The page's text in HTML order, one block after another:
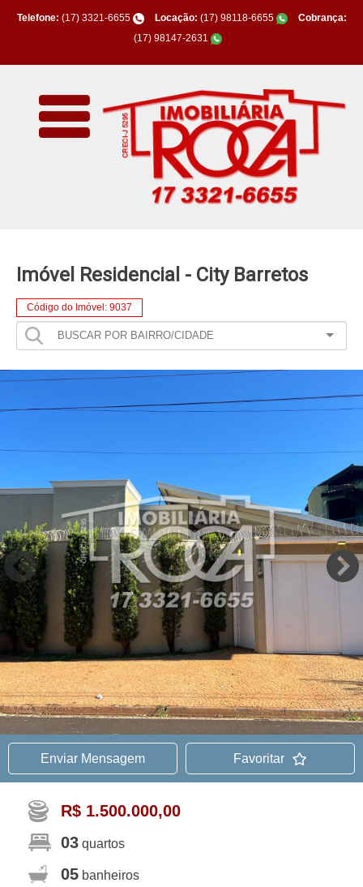
Telefone: (17) 3321-6655 Locação: (17) 98118-6655
Cobrança:
(17) 98147-2631
Imóvel Residencial - City Barretos
Código do Imóvel: 9037
Enviar Mensagem Favoritar
R$ 1.500.000,00
03 quartos
05 banheiros